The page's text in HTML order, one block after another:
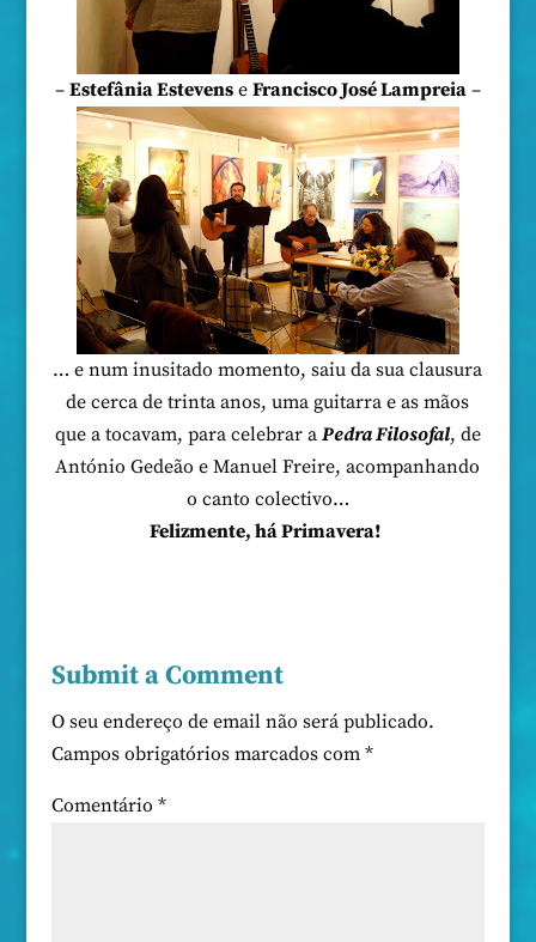
– Estefânia Estevense Francisco José Lampreia–
… e num inusitado momento, saiu da sua clausura
de cerca de trinta anos, uma guitarra e as mãos
que a tocavam, para celebrar a Pedra Filosofal, de
António Gedeão e Manuel Freire, acompanhando
o canto colectivo…
Felizmente, há Primavera!
Submit a Comment
O seu endereço de email não será publicado.
Campos obrigatórios marcados com *
Comentário *